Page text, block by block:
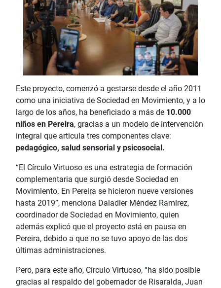
Este proyecto, comenzó a gestarse desde el año 2011
como una iniciativa de Sociedad en Movimiento, y a lo
largo de los años, ha beneficiado a más de 10.000
niños en Pereira, gracias a un modelo de intervención
integral que articula tres componentes clave:
pedagógico, salud sensorial y psicosocial.
“El Círculo Virtuoso es una estrategia de formación
complementaria que surgió desde Sociedad en
Movimiento. En Pereira se hicieron nueve versiones
hasta 2019”, menciona Daladier Méndez Ramírez,
coordinador de Sociedad en Movimiento, quien
además explicó que el proyecto está en pausa en
Pereira, debido a que no se tuvo apoyo de las dos
últimas administraciones.
Pero, para este año, Círculo Virtuoso, “ha sido posible
gracias al respaldo del gobernador de Risaralda, Juan